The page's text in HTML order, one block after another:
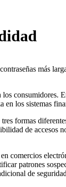
más
consumidores.
en los sistemas
formas
de accesos
comercios
patrones
de